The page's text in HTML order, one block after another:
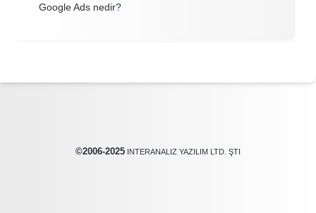
Google Ads nedir?
©2006-2025 INTERANALIZ YAZILIM LTD. ŞTI